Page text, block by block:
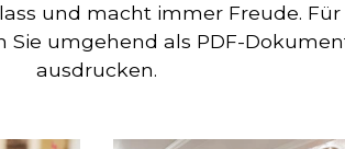
und macht immer Freude.
umgehend als PDF-
ausdrucken.